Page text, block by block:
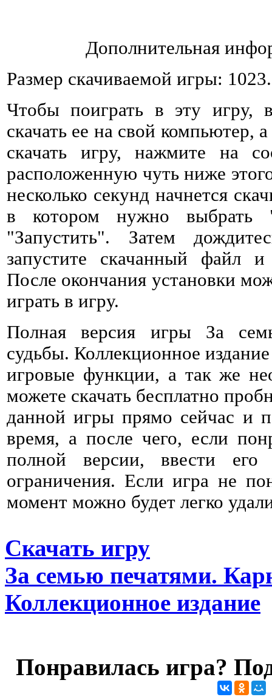
Дополнительная
Размер скачиваемой игры:
Чтобы поиграть в эту игру,
скачать ее на свой компьютер,
скачать игру, нажмите на
расположенную чуть ниже
несколько секунд начнется
в котором нужно выбрать
"Запустить". Затем
запустите скачанный файл и
После окончания установки
играть в игру.
Полная версия игры За
судьбы. Коллекционное
игровые функции, а так же
можете скачать бесплатно
данной игры прямо сейчас и
время, а после чего, если
полной версии, ввести
ограничения. Если игра не
момент можно будет легко
Скачать игру
За семью печатями.
Коллекционное издание
Понравилась игра?